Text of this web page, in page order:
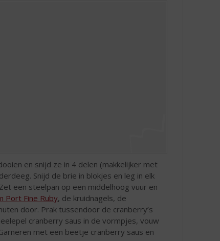
en snijd ze in 4 delen (makkelijker met
Snijd de brie in blokjes en leg in elk
een steelpan op een middelhoog vuur en
Port Fine Ruby, de kruidnagels, de
door. Prak tussendoor de cranberry’s
cranberry saus in de vormpjes, vouw
met een beetje cranberry saus en